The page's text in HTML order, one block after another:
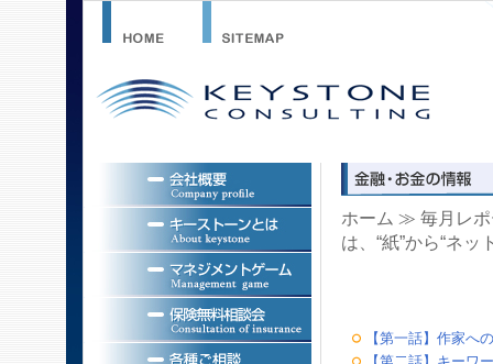
ホーム ≫ 毎月レ
は、“紙”から“ネ
【第一話】作家へ